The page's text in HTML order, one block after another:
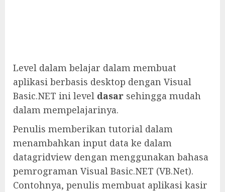
Level dalam belajar dalam membuat
aplikasi berbasis desktop dengan Visual
Basic.NET ini level dasar sehingga mudah
dalam mempelajarinya.
Penulis memberikan tutorial dalam
menambahkan input data ke dalam
datagridview dengan menggunakan bahasa
pemrograman Visual Basic.NET (VB.Net).
Contohnya, penulis membuat aplikasi kasir